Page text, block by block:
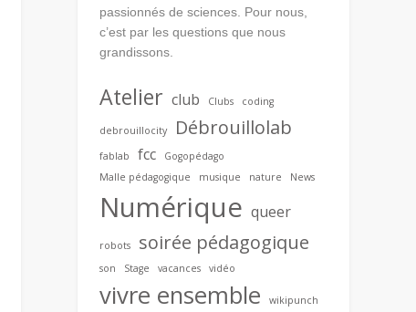
passionnés de sciences. Pour nous,
c’est par les questions que nous
grandissons.
Atelier club Clubs coding
debrouillocity Débrouillolab
fablab fcc
Gogopédago
Malle pédagogique
musique nature News
Numérique queer
robots soirée pédagogique
son Stage vacances vidéo
vivre ensemble
wikipunch